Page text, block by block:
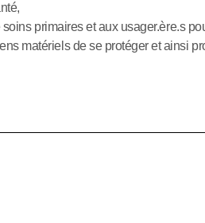
soins primaires et aux usager.ère.s
matériels de se protéger et ainsi